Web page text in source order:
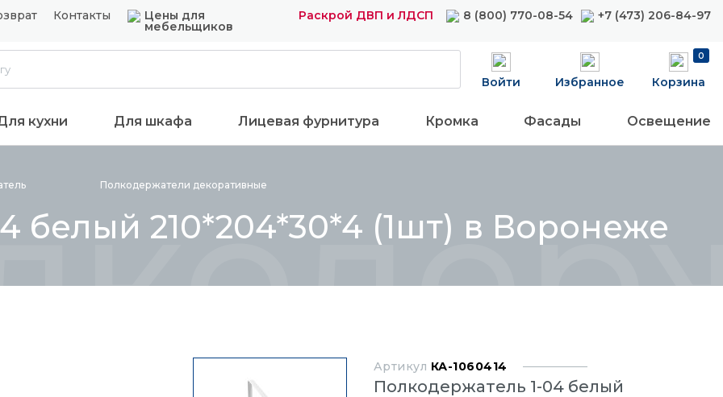
Контакты Цены для
мебельщиков
Раскрой ДВП и ЛДСП 8 (800) 770-08-54 +7 (473) 206-84-97
Войти Избранное
0
Корзина
кухни Для шкафа Лицевая фурнитура Кромка Фасады Освещение
Полкодержатели декоративные
белый 210*204*30*4 (1шт) в Воронеже
Артикул КА-1060414
Полкодержатель 1-04 белый